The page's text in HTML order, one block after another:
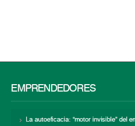
EMPRENDEDORES
La autoeficacia: “motor invisible” del